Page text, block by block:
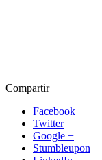
Compartir
Facebook
Twitter
Google +
Stumbleupon